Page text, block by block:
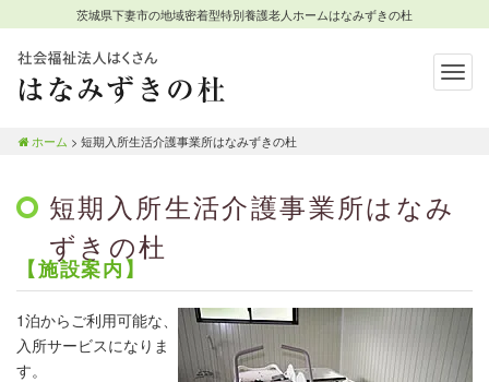
茨城県下妻市の地域密着型特別養護老人ホームはなみずきの杜
養護老人ホームはなみずきの杜
ホーム >短期入所生活介護事業所はなみずきの杜
短期入所生活介護事業所はなみ
ずきの杜
【施設案内】
1泊からご利用可能な、
入所サービスになりま
す。